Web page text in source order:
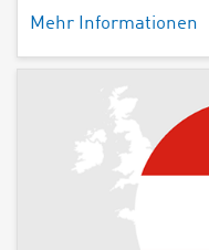
Mehr Informationen